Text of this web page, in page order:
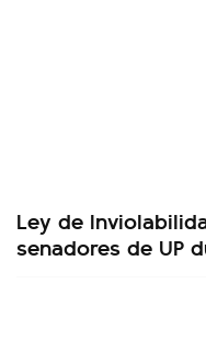
Ley de
senadores de UP